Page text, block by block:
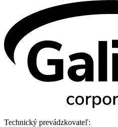
Technický prevádzkovateľ: